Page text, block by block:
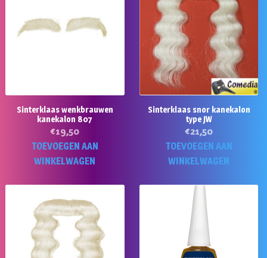
Sinterklaas wenkbrauwen
kanekalon 807
€19,50
TOEVOEGEN AAN
WINKELWAGEN
Sinterklaas snor kanekalon
type JW
€21,50
TOEVOEGEN AAN
WINKELWAGEN